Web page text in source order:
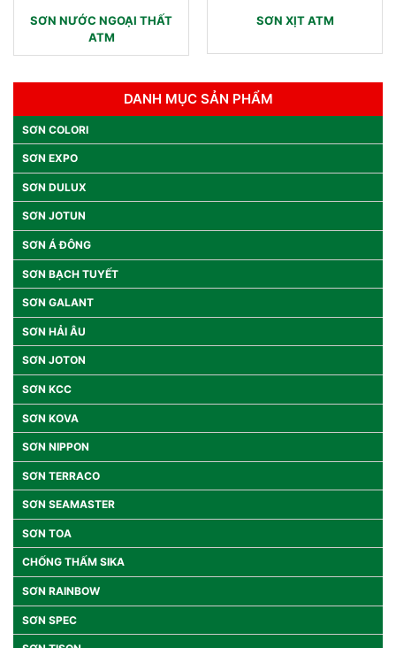
SƠN NƯỚC NGOẠI THẤT
ATM
SƠN XỊT ATM
DANH MỤC SẢN PHẨM
SƠN COLORI
SƠN EXPO
SƠN DULUX
SƠN JOTUN
SƠN Á ĐÔNG
SƠN BẠCH TUYẾT
SƠN GALANT
SƠN HẢI ÂU
SƠN JOTON
SƠN KCC
SƠN KOVA
SƠN NIPPON
SƠN TERRACO
SƠN SEAMASTER
SƠN TOA
CHỐNG THẤM SIKA
SƠN RAINBOW
SƠN SPEC